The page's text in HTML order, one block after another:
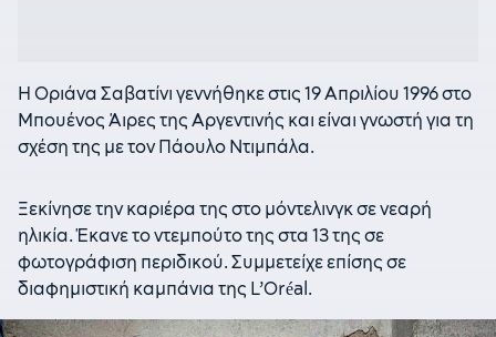
Η Οριάνα Σαβατίνι γεννήθηκε στις 19 Απριλίου 1996 στο
Μπουένος Άιρες της Αργεντινής και είναι γνωστή για τη
σχέση της με τον Πάουλο Ντιμπάλα.
Ξεκίνησε την καριέρα της στο μόντελινγκ σε νεαρή
ηλικία. Έκανε το ντεμπούτο της στα 13 της σε
φωτογράφιση περιδικού. Συμμετείχε επίσης σε
διαφημιστική καμπάνια της L’Oréal.